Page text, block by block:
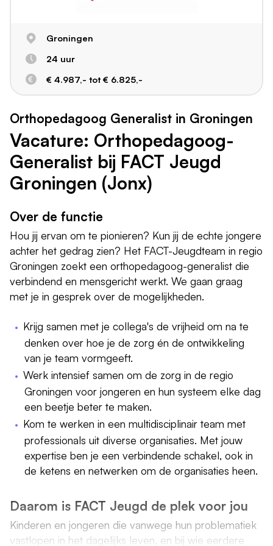
Groningen
24 uur
€ 4.987,- tot € 6.825,-
Orthopedagoog Generalist in Groningen
Vacature: Orthopedagoog-
Generalist bij FACT Jeugd
Groningen (Jonx)
Over de functie
Hou jij ervan om te pionieren? Kun jij de echte jongere
achter het gedrag zien? Het FACT-Jeugdteam in regio
Groningen zoekt een orthopedagoog-generalist die
verbindend en mensgericht werkt. We gaan graag
met je in gesprek over de mogelijkheden.
Krijg samen met je collega's de vrijheid om na te
denken over hoe je de zorg én de ontwikkeling
van je team vormgeeft.
Werk intensief samen om de zorg in de regio
Groningen voor jongeren en hun systeem elke dag
een beetje beter te maken.
Kom te werken in een multidisciplinair team met
professionals uit diverse organisaties. Met jouw
expertise ben je een verbindende schakel, ook in
de ketens en netwerken om de organisaties heen.
Daarom is FACT Jeugd de plek voor jou
Kinderen en jongeren die vanwege hun problematiek
vastlopen in het dagelijks leven, en bij wie eerdere